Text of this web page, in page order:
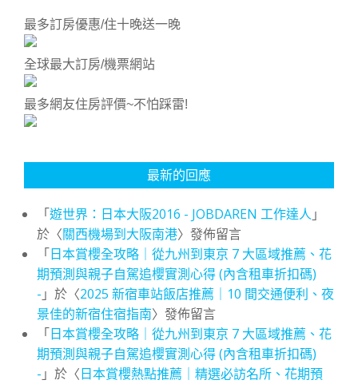
最多訂房優惠/住十晚送一晚
全球最大訂房/機票網站
最多網友住房評價~不怕踩雷!
最新的回應
「遊世界：日本大阪2016 - JOBDAREN 工作達人 」
於〈關西機場到大阪南港〉發佈留言
「日本賞櫻全攻略｜從九州到東京 7 大區域推薦、花
期預測與親子自駕追櫻實測心得 (內含租車折扣碼)
- 」於〈2025 新宿車站飯店推薦｜10 間交通便利、夜
景佳的新宿住宿指南〉發佈留言
「日本賞櫻全攻略｜從九州到東京 7 大區域推薦、花
期預測與親子自駕追櫻實測心得 (內含租車折扣碼)
- 」於〈日本賞櫻熱點推薦｜精選必訪名所、花期預